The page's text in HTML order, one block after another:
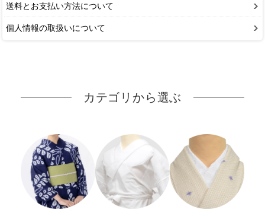
送料とお支払い方法について
個人情報の取扱いについて
カテゴリから選ぶ